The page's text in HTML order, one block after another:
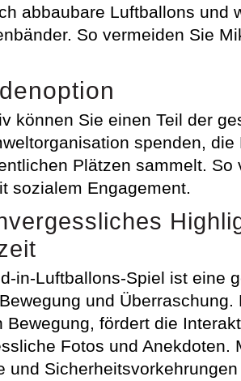
abbaubare Luftballons und
So vermeiden Sie
können Sie einen Teil der
spenden,
Plätzen sammelt. So
sozialem Engagement.
in-Luftballons-Spiel ist eine
und
Bewegung, fördert die
Fotos und Anekdoten.
und